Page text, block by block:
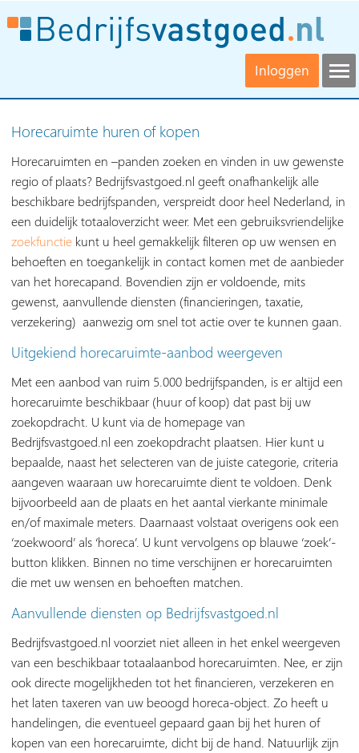
Inloggen
Horecaruimte huren of kopen
Horecaruimten en –panden zoeken en vinden in uw gewenste
regio of plaats? Bedrijfsvastgoed.nl geeft onafhankelijk alle
beschikbare bedrijfspanden, verspreidt door heel Nederland, in
een duidelijk totaaloverzicht weer. Met een gebruiksvriendelijke
zoekfunctie kunt u heel gemakkelijk filteren op uw wensen en
behoeften en toegankelijk in contact komen met de aanbieder
van het horecapand. Bovendien zijn er voldoende, mits
gewenst, aanvullende diensten (financieringen, taxatie,
verzekering) aanwezig om snel tot actie over te kunnen gaan.
Uitgekiend horecaruimte-aanbod weergeven
Met een aanbod van ruim 5.000 bedrijfspanden, is er altijd een
horecaruimte beschikbaar (huur of koop) dat past bij uw
zoekopdracht. U kunt via de homepage van
Bedrijfsvastgoed.nl een zoekopdracht plaatsen. Hier kunt u
bepaalde, naast het selecteren van de juiste categorie, criteria
aangeven waaraan uw horecaruimte dient te voldoen. Denk
bijvoorbeeld aan de plaats en het aantal vierkante minimale
en/of maximale meters. Daarnaast volstaat overigens ook een
‘zoekwoord’ als ‘horeca’. U kunt vervolgens op blauwe ‘zoek’-
button klikken. Binnen no time verschijnen er horecaruimten
die met uw wensen en behoeften matchen.
Aanvullende diensten op Bedrijfsvastgoed.nl
Bedrijfsvastgoed.nl voorziet niet alleen in het enkel weergeven
van een beschikbaar totaalaanbod horecaruimten. Nee, er zijn
ook directe mogelijkheden tot het financieren, verzekeren en
het laten taxeren van uw beoogd horeca-object. Zo heeft u
handelingen, die eventueel gepaard gaan bij het huren of
kopen van een horecaruimte, dicht bij de hand. Natuurlijk zijn